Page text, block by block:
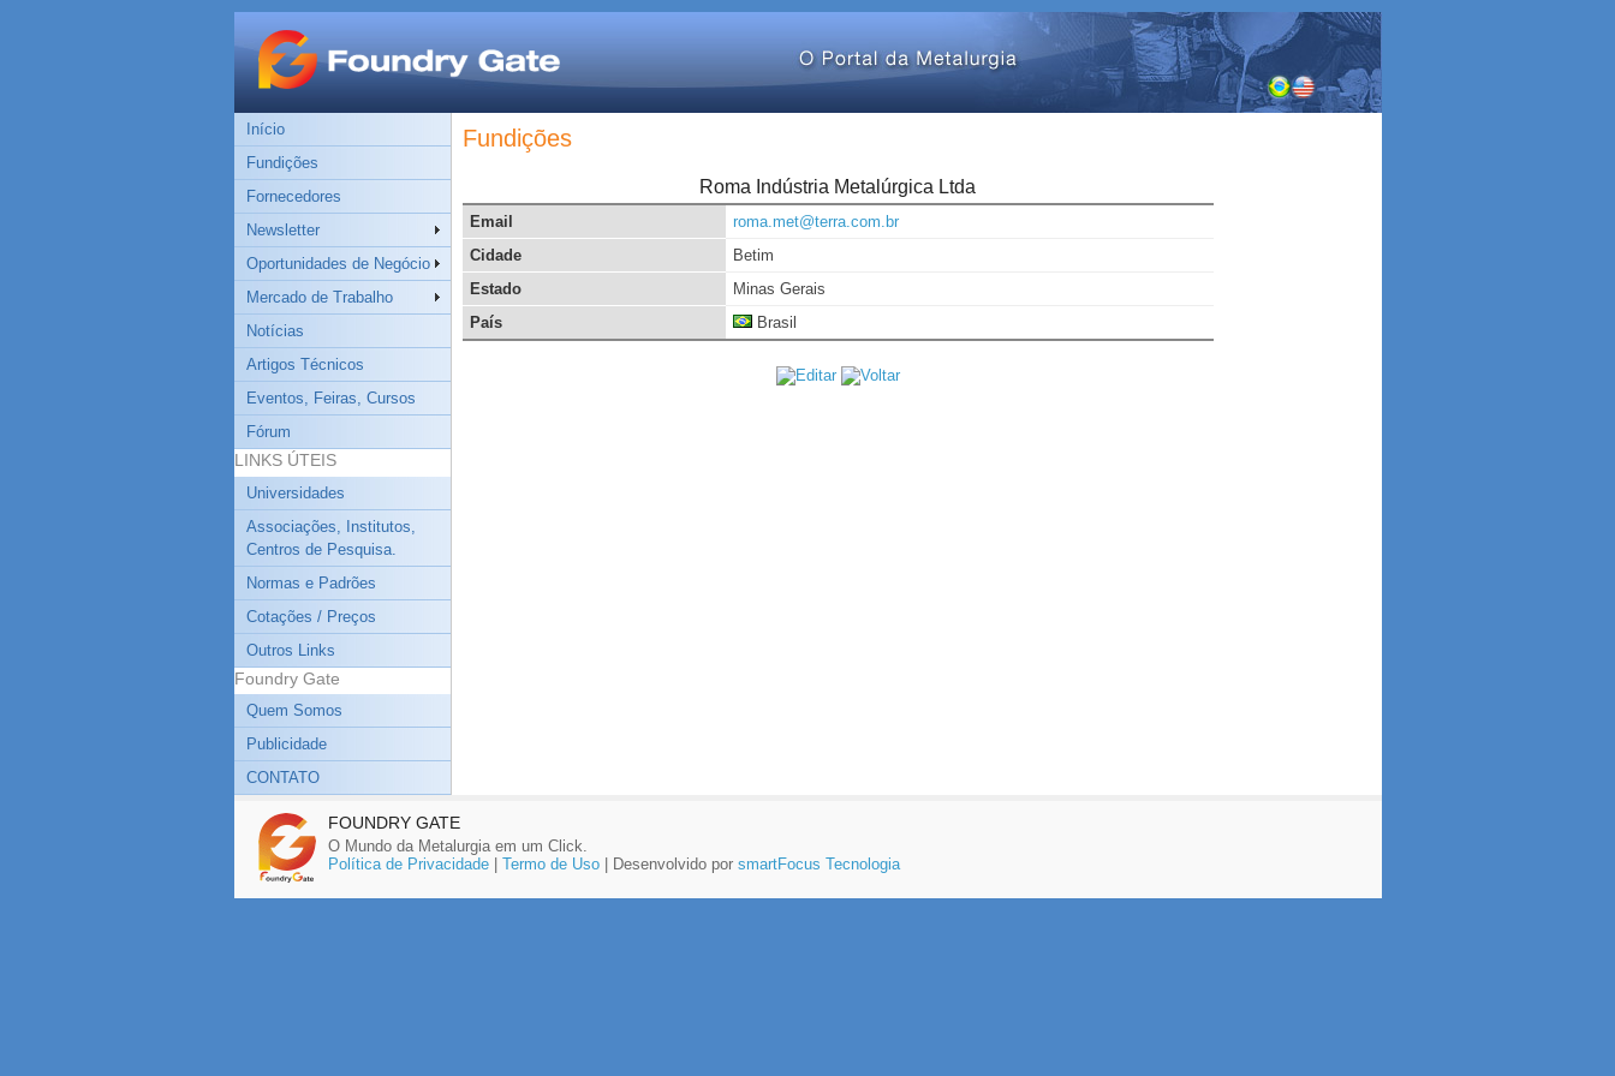
Início
Fundições
Fornecedores
Newsletter
Oportunidades de Negócio
Mercado de Trabalho
Notícias
Artigos Técnicos
Eventos, Feiras, Cursos
Fórum
LINKS ÚTEIS
Universidades
Associações, Institutos,
Centros de Pesquisa.
Normas e Padrões
Cotações / Preços
Outros Links
Foundry Gate
Quem Somos
Publicidade
CONTATO
Fundições
Roma Indústria Metalúrgica Ltda
Email
roma.met@terra.com.br
Cidade
Betim
Estado
Minas Gerais
País
Brasil
FOUNDRY GATE
O Mundo da Metalurgia em um Click.
Política de Privacidade| Termo de Uso| Desenvolvido por smartFocus Tecnologia